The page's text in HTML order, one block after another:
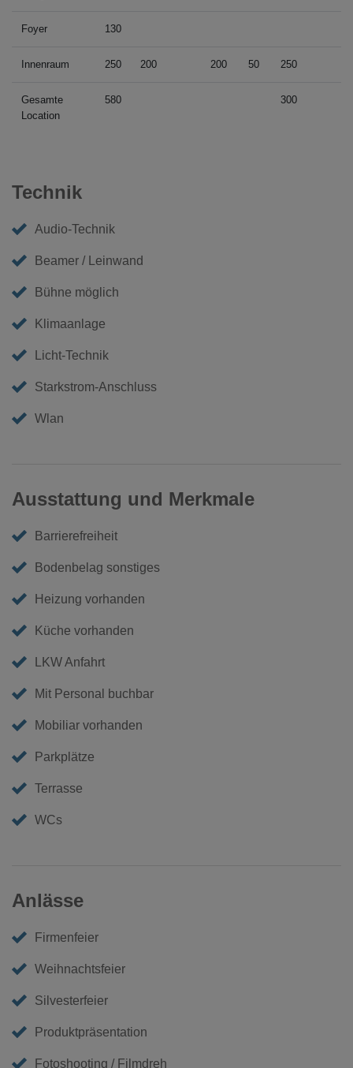
Foyer 130
Innenraum 250 200 200 50 250
Gesamte
Location
580 300
Technik
Audio-Technik
Beamer / Leinwand
Bühne möglich
Klimaanlage
Licht-Technik
Starkstrom-Anschluss
Wlan
Ausstattung und Merkmale
Barrierefreiheit
Bodenbelag sonstiges
Heizung vorhanden
Küche vorhanden
LKW Anfahrt
Mit Personal buchbar
Mobiliar vorhanden
Parkplätze
Terrasse
WCs
Anlässe
Firmenfeier
Weihnachtsfeier
Silvesterfeier
Produktpräsentation
Fotoshooting / Filmdreh